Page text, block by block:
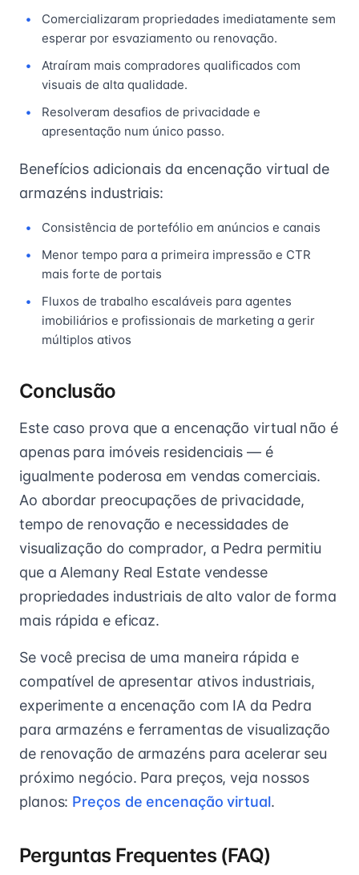
Comercializaram propriedades imediatamente sem
esperar por esvaziamento ou renovação.
Atraíram mais compradores qualificados com
visuais de alta qualidade.
Resolveram desafios de privacidade e
apresentação num único passo.
Benefícios adicionais da encenação virtual de
armazéns industriais:
Consistência de portefólio em anúncios e canais
Menor tempo para a primeira impressão e CTR
mais forte de portais
Fluxos de trabalho escaláveis para agentes
imobiliários e profissionais de marketing a gerir
múltiplos ativos
Conclusão
Este caso prova que a encenação virtual não é
apenas para imóveis residenciais — é
igualmente poderosa em vendas comerciais.
Ao abordar preocupações de privacidade,
tempo de renovação e necessidades de
visualização do comprador, a Pedra permitiu
que a Alemany Real Estate vendesse
propriedades industriais de alto valor de forma
mais rápida e eficaz.
Se você precisa de uma maneira rápida e
compatível de apresentar ativos industriais,
experimente a encenação com IA da Pedra
para armazéns e ferramentas de visualização
de renovação de armazéns para acelerar seu
próximo negócio. Para preços, veja nossos
planos: Preços de encenação virtual.
Perguntas Frequentes (FAQ)